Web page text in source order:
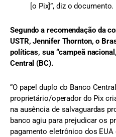
[o Pix]”, diz o documento.
Segundo a recomendação da
USTR, Jennifer Thornton, o
políticas, sua “campeã
Central (BC).
“O papel duplo do Banco
proprietário/operador do Pix
na ausência de salvaguardas
banco agiu para prejudicar os
pagamento eletrônico dos EUA